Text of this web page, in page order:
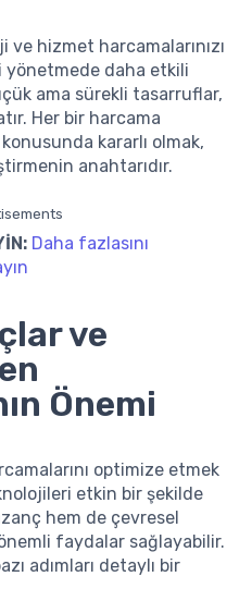
hizmet harcamalarınızı
daha etkili
ama sürekli tasarruflar,
Her bir harcama
kararlı olmak,
anahtarıdır.
Daha fazlasını
ve
Önemi
optimize etmek
etkin bir şekilde
hem de çevresel
faydalar sağlayabilir.
adımları detaylı bir